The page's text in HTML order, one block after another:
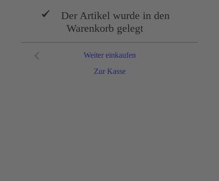
Der Artikel wurde in den
Warenkorb gelegt
Zur Kasse
Weiter einkaufen